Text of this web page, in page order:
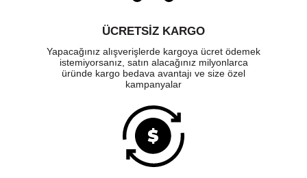
ÜCRETSIZ KARGO
Yapacağınız alışverişlerde kargoya ücret ödemek
istemiyorsanız, satın alacağınız milyonlarca
üründe kargo bedava avantajı ve size özel
kampanyalar